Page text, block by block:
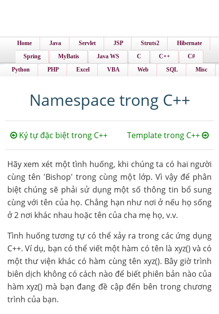
Home Java Servlet JSP Struts2
Hibernate
Spring
MyBatis Java WS C C++
C#
Python
PHP Excel VBA Web SQL Misc
Namespace trong C++
Ký tự đặc biệt trong C++ Template trong C++
Hãy xem xét một tình huống, khi chúng ta có hai người
cùng tên 'Bishop' trong cùng một lớp. Vì vậy để phân
biệt chúng sẽ phải sử dụng một số thông tin bổ sung
cùng với tên của họ. Chẳng hạn như nơi ở nếu họ sống
ở 2 nơi khác nhau hoặc tên của cha mẹ họ, v.v.
Tình huống tương tự có thể xảy ra trong các ứng dụng
C++. Ví dụ, bạn có thể viết một hàm có tên là xyz() và có
một thư viện khác có hàm cùng tên xyz(). Bây giờ trình
biên dịch không có cách nào để biết phiên bản nào của
hàm xyz() mà bạn đang đề cập đến bên trong chương
trình của bạn.